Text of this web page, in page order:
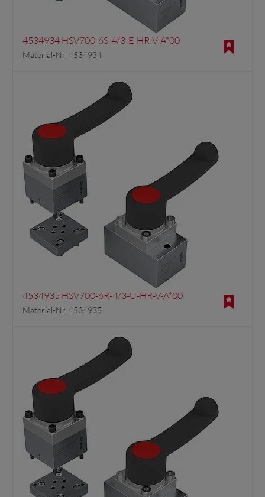
4534934 HSV700-6S-4/3-E-HR-V-A*00
Material-Nr. 4534934
4534935 HSV700-6R-4/3-U-HR-V-A*00
Material-Nr. 4534935